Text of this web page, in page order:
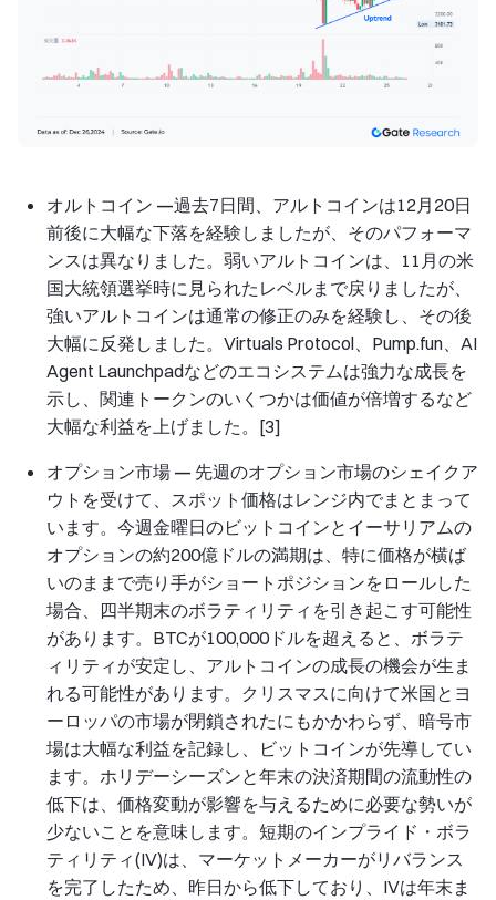
オルトコイン —過去7日間、アルトコインは12月20日
前後に大幅な下落を経験しましたが、そのパフォーマ
ンスは異なりました。弱いアルトコインは、11月の米
国大統領選挙時に見られたレベルまで戻りましたが、
強いアルトコインは通常の修正のみを経験し、その後
大幅に反発しました。Virtuals Protocol、Pump.fun、AI
Agent Launchpadなどのエコシステムは強力な成長を
示し、関連トークンのいくつかは価値が倍増するなど
大幅な利益を上げました。[3]
オプション市場 — 先週のオプション市場のシェイクア
ウトを受けて、スポット価格はレンジ内でまとまって
います。今週金曜日のビットコインとイーサリアムの
オプションの約200億ドルの満期は、特に価格が横ば
いのままで売り手がショートポジションをロールした
場合、四半期末のボラティリティを引き起こす可能性
があります。BTCが100,000ドルを超えると、ボラテ
ィリティが安定し、アルトコインの成長の機会が生ま
れる可能性があります。クリスマスに向けて米国とヨ
ーロッパの市場が閉鎖されたにもかかわらず、暗号市
場は大幅な利益を記録し、ビットコインが先導してい
ます。ホリデーシーズンと年末の決済期間の流動性の
低下は、価格変動が影響を与えるために必要な勢いが
少ないことを意味します。短期のインプライド・ボラ
ティリティ(IV)は、マーケットメーカーがリバランス
を完了したため、昨日から低下しており、IVは年末ま